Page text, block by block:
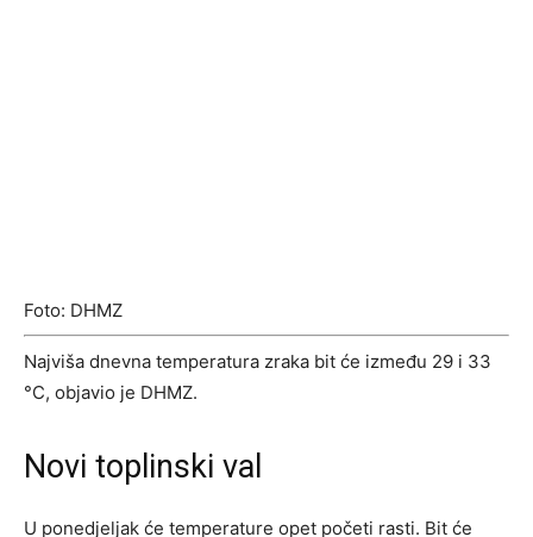
Foto: DHMZ
Najviša dnevna temperatura zraka bit će između 29 i 33
°C, objavio je DHMZ.
Novi toplinski val
U ponedjeljak će temperature opet početi rasti. Bit će